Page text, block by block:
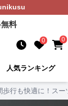
料
0 0
人気ランキング
歩行も快適に！ス